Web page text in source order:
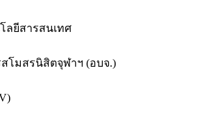
ลยีสารสนเทศ
โมสรนิสิตจุฬาฯ (อบจ.)